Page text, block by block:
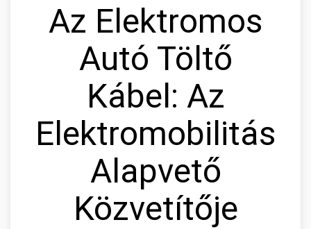
Az Elektromos
Autó Töltő
Kábel: Az
Elektromobilitás
Alapvető
Közvetítője